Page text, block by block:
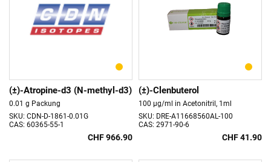
(±)-Atropine-d3 (N-methyl-d3)
0.01 g Packung
SKU: CDN-D-1861-0.01G
CAS: 60365-55-1
CHF 966.90
(±)-Clenbuterol
100 µg/ml in Acetonitril, 1ml
SKU: DRE-A11668560AL-100
CAS: 2971-90-6
CHF 41.90